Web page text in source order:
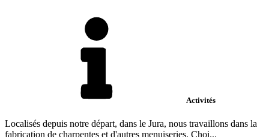
Activités
Localisés depuis notre départ, dans le Jura, nous travaillons dans la
fabrication de charpentes et d'autres menuiseries. Choi...